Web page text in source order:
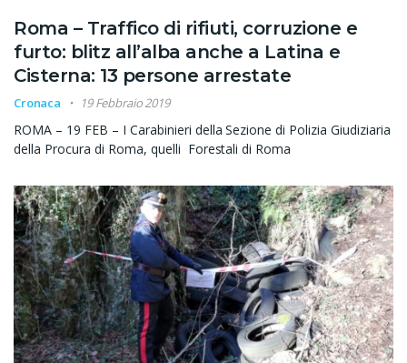
Roma – Traffico di rifiuti, corruzione e
furto: blitz all’alba anche a Latina e
Cisterna: 13 persone arrestate
Cronaca 19 Febbraio 2019
ROMA – 19 FEB – I Carabinieri della Sezione di Polizia Giudiziaria
della Procura di Roma, quelli Forestali di Roma